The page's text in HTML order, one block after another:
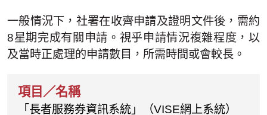
一般情況下，社署在收齊申請及證明文件後，需約
8星期完成有關申請。視乎申請情況複雜程度，以
及當時正處理的申請數目，所需時間或會較長。
「長者服務券資訊系統」（VISE網上系統）